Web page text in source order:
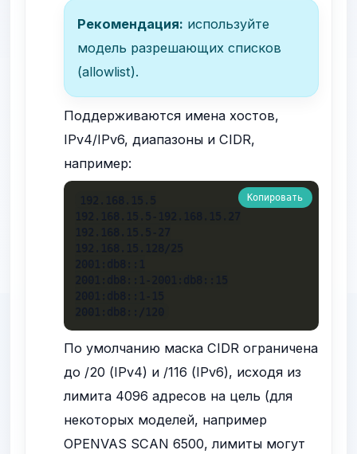
Рекомендация: используйте
модель разрешающих списков
(allowlist).
Поддерживаются имена хостов,
IPv4/IPv6, диапазоны и CIDR,
например:
Копировать
По умолчанию маска CIDR ограничена
до /20 (IPv4) и /116 (IPv6), исходя из
лимита 4096 адресов на цель (для
некоторых моделей, например
OPENVAS SCAN 6500, лимиты могут